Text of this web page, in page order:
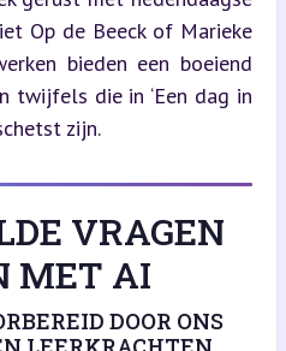
Op de Beeck of Marieke
bieden een boeiend
twijfels die in ‘Een dag in
zijn.
VRAGEN
MET AI
DOOR ONS